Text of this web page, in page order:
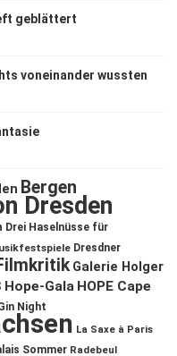
geblättert
voneinander wussten
Bergen
Dresden
Drei Haselnüsse für
Dresdner
Galerie Holger
Hope-Gala HOPE Cape
Night
La Saxe à Paris
Sommer Radebeul